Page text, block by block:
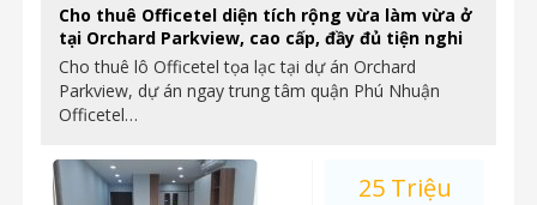
Cho thuê Officetel diện tích rộng vừa làm vừa ở
tại Orchard Parkview, cao cấp, đầy đủ tiện nghi
Cho thuê lô Officetel tọa lạc tại dự án Orchard
Parkview, dự án ngay trung tâm quận Phú Nhuận
Officetel…
25 Triệu